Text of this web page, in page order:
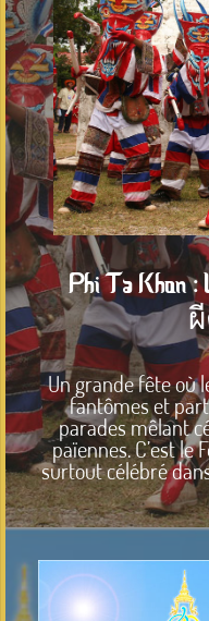
Phi Ta Khon :
Un grande fête où
fantômes et
parades mêlant
païennes. C’est le
surtout célébré